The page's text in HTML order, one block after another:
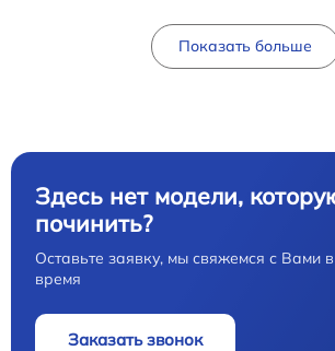
Показать больше
Здесь нет модели,
починить?
Оставьте заявку, мы свяжемся с Вами
время
Заказать звонок